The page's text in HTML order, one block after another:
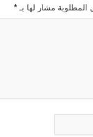
المطلوبة مشار لها بـ *